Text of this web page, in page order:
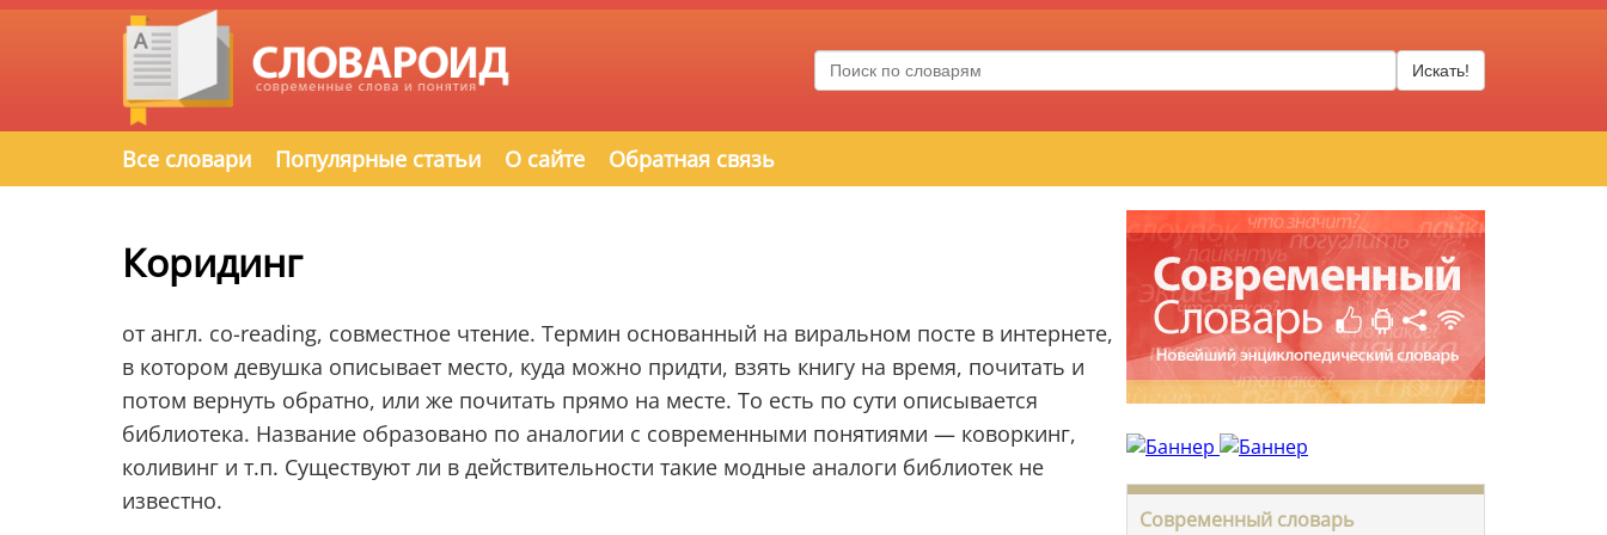
Искать!
Все словари Популярные статьи О сайте Обратная связь
Коридинг
от англ. co-reading, совместное чтение. Термин основанный на виральном посте в интернете,
в котором девушка описывает место, куда можно придти, взять книгу на время, почитать и
потом вернуть обратно, или же почитать прямо на месте. То есть по сути описывается
библиотека. Название образовано по аналогии с современными понятиями — коворкинг,
коливинг и т.п. Существуют ли в действительности такие модные аналоги библиотек не
известно.
Современный словарь